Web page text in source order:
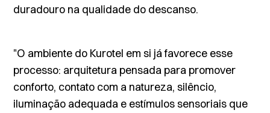
duradouro na qualidade do descanso.
"O ambiente do Kurotel em si já favorece esse
processo: arquitetura pensada para promover
conforto, contato com a natureza, silêncio,
iluminação adequada e estímulos sensoriais que